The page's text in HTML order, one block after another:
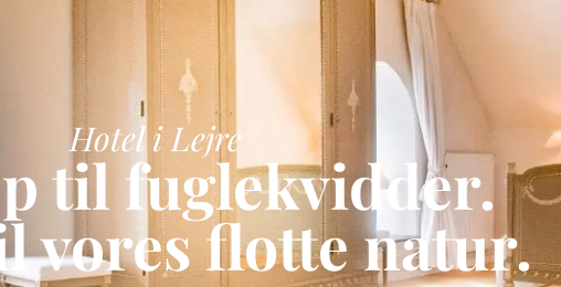
Hotel i Lejre
til fuglekvidder.
vores flotte natur.